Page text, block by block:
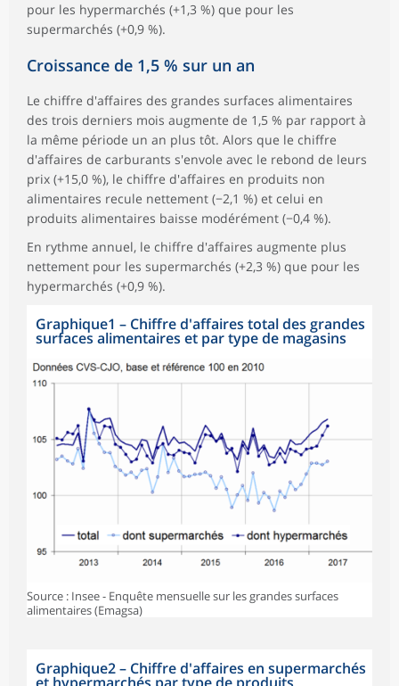
pour les hypermarchés (+1,3 %) que pour les
supermarchés (+0,9 %).
Croissance de 1,5 % sur un an
Le chiffre d'affaires des grandes surfaces alimentaires
des trois derniers mois augmente de 1,5 % par rapport à
la même période un an plus tôt. Alors que le chiffre
d'affaires de carburants s'envole avec le rebond de leurs
prix (+15,0 %), le chiffre d'affaires en produits non
alimentaires recule nettement (−2,1 %) et celui en
produits alimentaires baisse modérément (−0,4 %).
En rythme annuel, le chiffre d'affaires augmente plus
nettement pour les supermarchés (+2,3 %) que pour les
hypermarchés (+0,9 %).
Graphique1 – Chiffre d'affaires total des grandes
surfaces alimentaires et par type de magasins
Source : Insee - Enquête mensuelle sur les grandes surfaces
alimentaires (Emagsa)
Graphique2– Chiffre d'affaires en supermarchés